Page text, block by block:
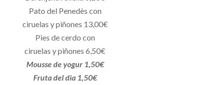
Pato del Penedès con
ciruelas y piñones 13,00€
Pies de cerdo con
ciruelas y piñones 6,50€
Mousse de yogur 1,50€
Fruta del dia 1,50€